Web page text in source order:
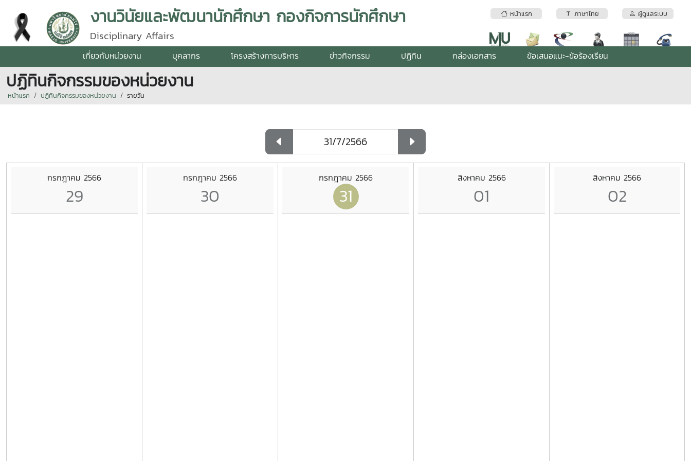
หน้าแรก ภาษาไทย ผู้ดูแลระบบ
งานวินัยและพัฒนานักศึกษา กองกิจการนักศึกษา
Disciplinary Affairs
เกี่ยวกับหน่วยงาน บุคลากร โครงสร้างการบริหาร ข่าวกิจกรรม ปฏิทิน กล่องเอกสาร ข้อเสนอแนะ-ข้อร้องเรียน
ปฏิทินกิจกรรมของหน่วยงาน
หน้าแรก ปฏิทินกิจกรรมของหน่วยงาน รายวัน
กรกฎาคม 2566
29
กรกฎาคม 2566
30
กรกฎาคม 2566
31
สิงหาคม 2566
01
สิงหาคม 2566
02